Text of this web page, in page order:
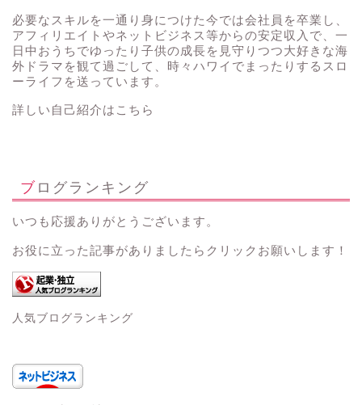
必要なスキルを一通り身につけた今では会社員を卒業し、
アフィリエイトやネットビジネス等からの安定収入で、一
日中おうちでゆったり子供の成長を見守りつつ大好きな海
外ドラマを観て過ごして、時々ハワイでまったりするスロ
ーライフを送っています。
詳しい自己紹介はこちら
ブログランキング
いつも応援ありがとうございます。
お役に立った記事がありましたらクリックお願いします！
人気ブログランキング